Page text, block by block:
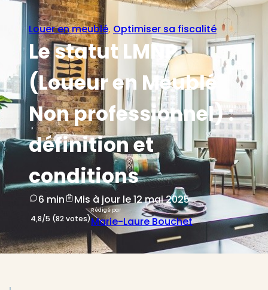
Louer en meublé, Optimiser sa fiscalité
Le statut LMNP
(Loueur en Meublé
Non professionnel) :
définition et
conditions
6 min Mis à jour le 12 mai 2025
4,8/5 (82 votes)
Rédigé par
Marie-Laure Bouchet